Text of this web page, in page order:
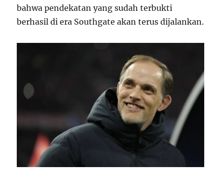
bahwa pendekatan yang sudah terbukti
berhasil di era Southgate akan terus dijalankan.